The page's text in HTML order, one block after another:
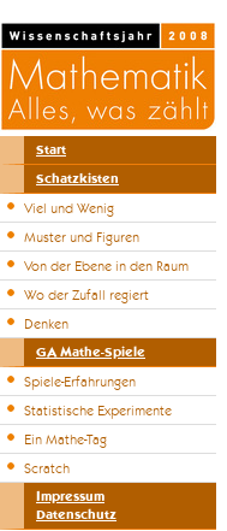
Start
Schatzkisten
Viel und Wenig
Muster und Figuren
Von der Ebene in den Raum
Wo der Zufall regiert
Denken
GA Mathe-Spiele
Spiele-Erfahrungen
Statistische Experimente
Ein Mathe-Tag
Scratch
Impressum
Datenschutz